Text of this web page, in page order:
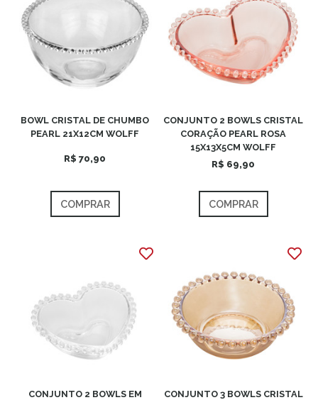
BOWL CRISTAL DE CHUMBO
PEARL 21X12CM WOLFF
R$ 70,90
COMPRAR
CONJUNTO 2 BOWLS CRISTAL
CORAÇÃO PEARL ROSA
15X13X5CM WOLFF
R$ 69,90
COMPRAR
CONJUNTO 2 BOWLS EM
CONJUNTO 3 BOWLS CRISTAL